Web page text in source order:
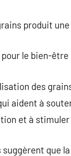
produit
le bien-être
des
aident à
et à
suggèrent que